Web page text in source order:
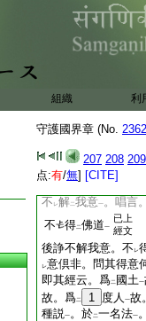
組織 利
守護國界章 (No.
207 208 209
点:有/無] [CITE]
我。昔法華會中。説
不定種性二乘。決可
土中。唯有一乘法
解我意
。又如何言 二
此説不レ 理。何者。
後。二十一諍論
之
不下 會二 法華經一文 上。
我於二經中一。説
來。便般涅槃
。乃
不 レ解二我意一。唱言
不
得二佛道一
已上
經文
後諍不解我意。不 レ
レ意倶非。問其得意
即其經云。爲二 國土一
故。爲二 1 度人 一故
種説一。於二一名法一